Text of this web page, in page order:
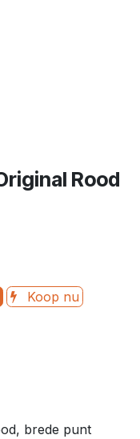
Rood
Koop nu
brede punt